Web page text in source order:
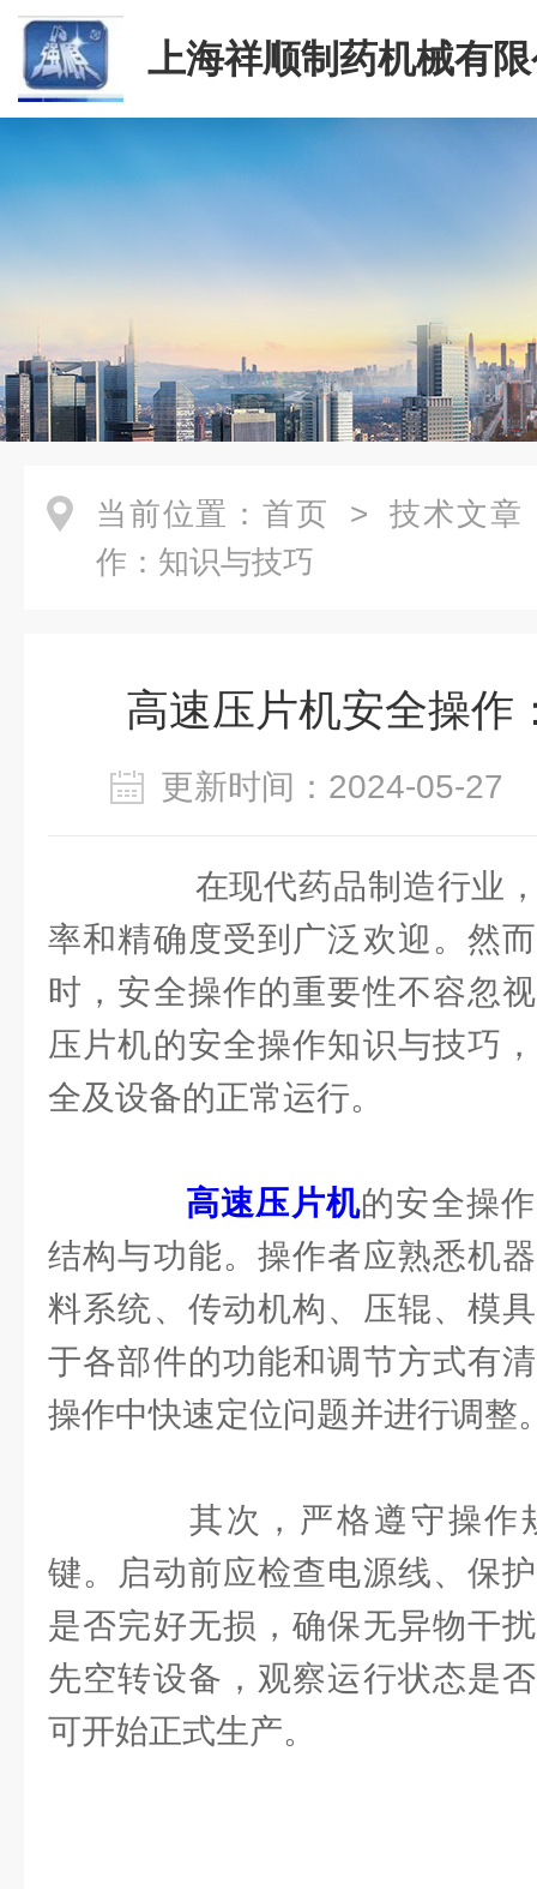
上海祥顺制药机械有
当前位置： 首页 > 技术文章
作：知识与技巧
高速压片机安全操作
更新时间：2024-05-
在现代药品制造行业，
率和精确度受到广泛欢迎。然
时，安全操作的重要性不容忽
压片机的安全操作知识与技巧
全及设备的正常运行。
高速压片机的安全操
结构与功能。操作者应熟悉机
料系统、传动机构、压辊、模
于各部件的功能和调节方式有
操作中快速定位问题并进行调整
其次，严格遵守操作
键。启动前应检查电源线、保
是否完好无损，确保无异物干
先空转设备，观察运行状态是
可开始正式生产。